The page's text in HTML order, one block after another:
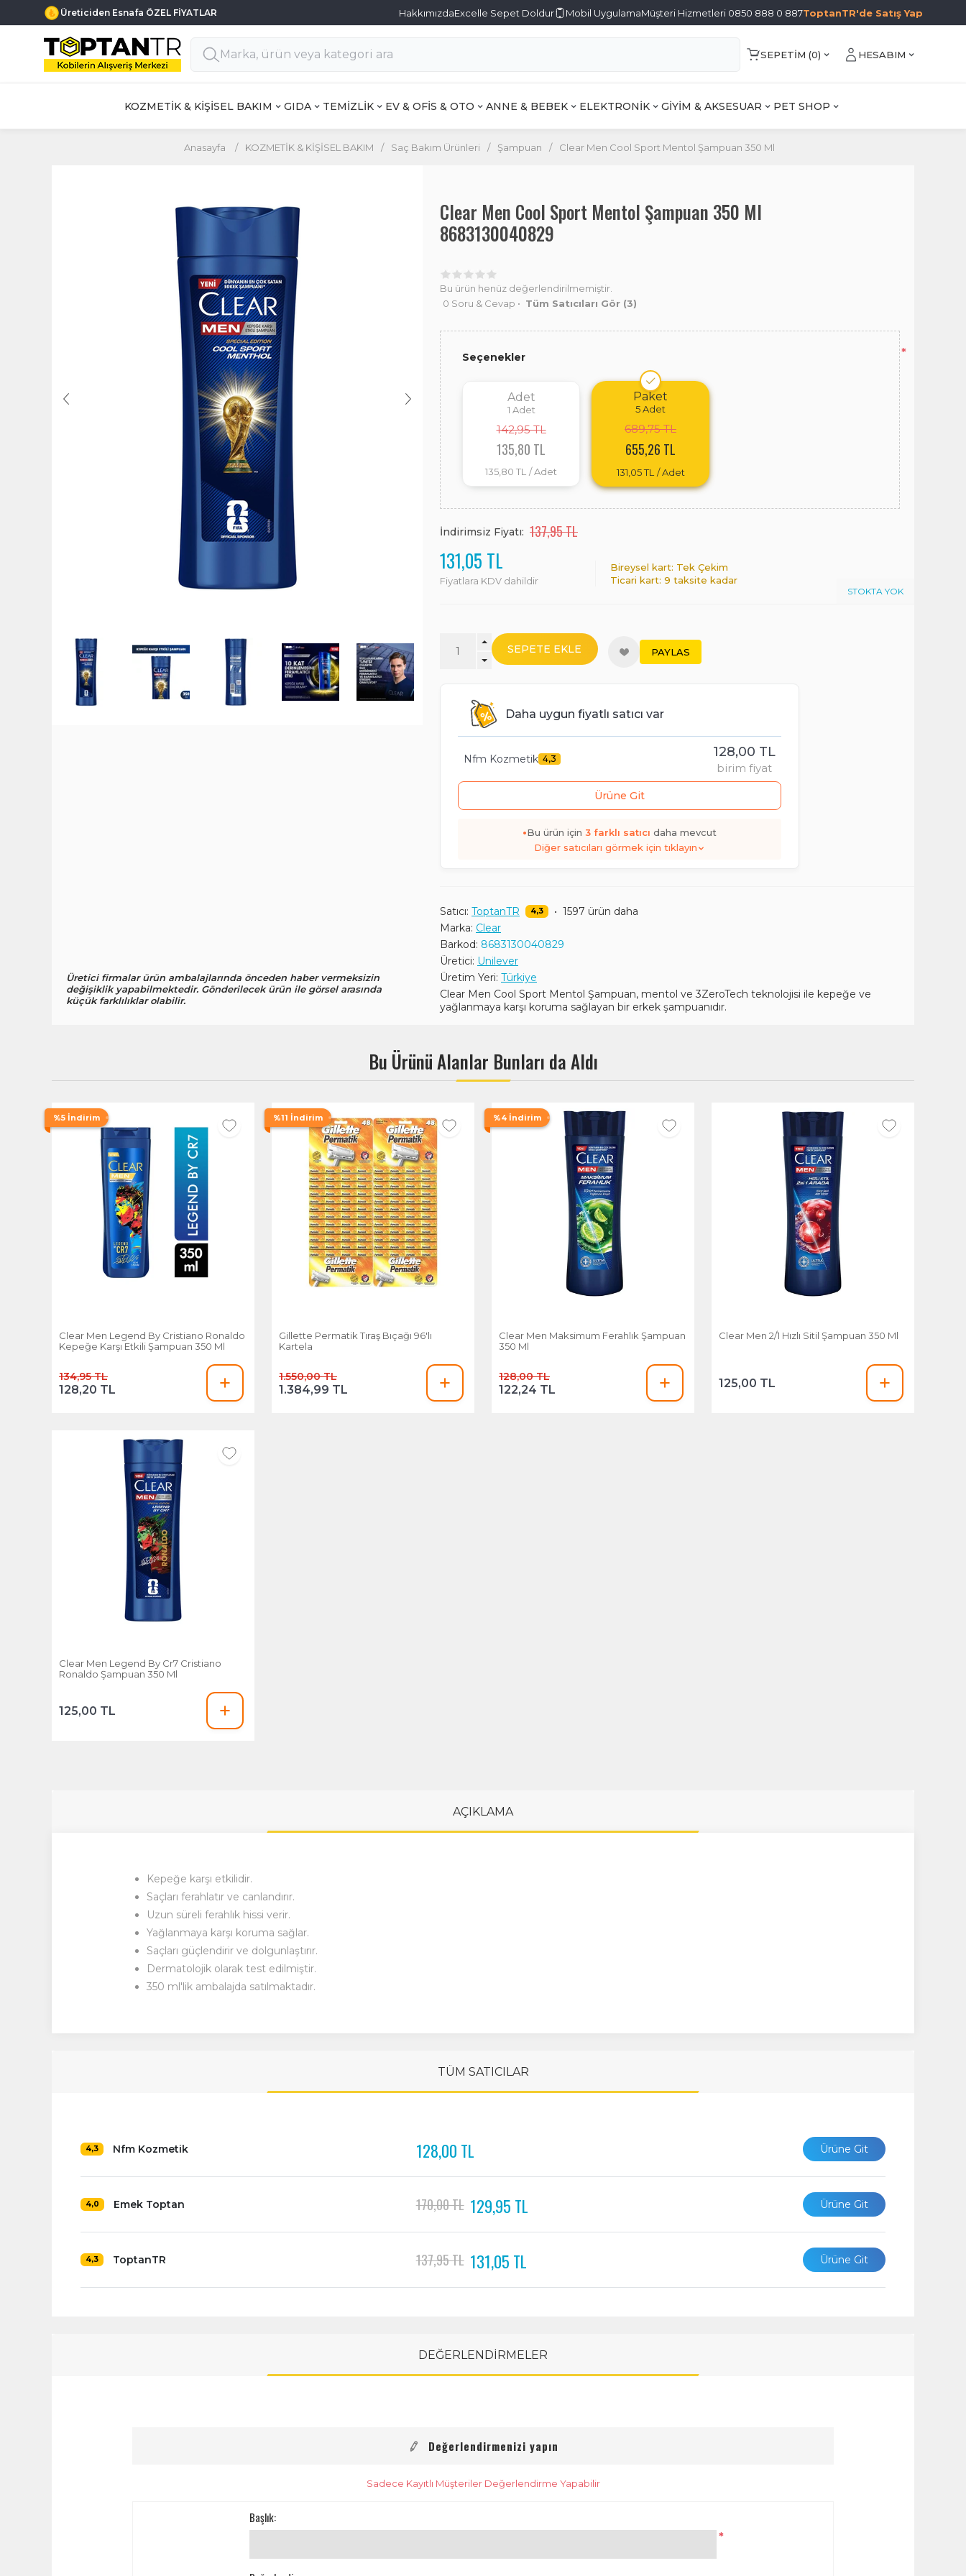
Üreticiden Esnafa ÖZEL FİYATLAR HakkımızdaExcelle Sepet Doldur Mobil UygulamaMüşteri Hizmetleri 0850 888 0 887ToptanTR'de Satış Yap
SEPETIM (0) HESABIM
KOZMETİK & KİŞİSEL BAKIM GIDA TEMİZLİK EV & OFİS & OTO ANNE & BEBEK ELEKTRONİK GİYİM & AKSESUAR PET SHOP
Anasayfa / KOZMETİK & KİŞİSEL BAKIM / Saç Bakım Ürünleri / Şampuan / Clear Men Cool Sport Mentol Şampuan 350 Ml
Üretici firmalar ürün ambalajlarında önceden haber vermeksizin
değişiklik yapabilmektedir. Gönderilecek ürün ile görsel arasında
küçük farklılıklar olabilir.
Clear Men Cool Sport Mentol Şampuan 350 Ml
8683130040829
Bu ürün henüz değerlendirilmemiştir.
0 Soru & Cevap • Tüm Satıcıları Gör (3)
Seçenekler *
Adet
1 Adet
142,95 TL
135,80 TL
135,80 TL / Adet
Paket
5Adet
689,75 TL
655,26 TL
131,05 TL / Adet
İndirimsiz Fiyatı: 137,95 TL
131,05 TL
Fiyatlara KDV dahildir
Bireysel kart: Tek Çekim
Ticari kart: 9 taksite kadar
STOKTA YOK
SEPETE EKLE PAYLAS
Daha uygun fiyatlı satıcı var
Nfm Kozmetik 4,3 128,00 TL
birim fiyat
Ürüne Git
•Bu ürün için 3 farklı satıcı daha mevcut
Diğer satıcıları görmek için tıklayın
Satıcı: ToptanTR 4,3 • 1597 ürün daha
Marka: Clear
Barkod: 8683130040829
Üretici: Unilever
Üretim Yeri: Türkiye
Clear Men Cool Sport Mentol Şampuan, mentol ve 3ZeroTech teknolojisi ile kepeğe ve
yağlanmaya karşı koruma sağlayan bir erkek şampuanıdır.
Bu Ürünü Alanlar Bunları da Aldı
%5 İndirim
Clear Men Legend By Cristiano Ronaldo
Kepeğe Karşı Etkili Şampuan 350 Ml
134,95 TL
128,20 TL
%11 İndirim
Gillette Permatik Tıraş Bıçağı 96'lı
Kartela
1.550,00 TL
1.384,99 TL
%4 İndirim
Clear Men Maksimum Ferahlık Şampuan
350 Ml
128,00 TL
122,24 TL
Clear Men 2/1 Hızlı Sitil Şampuan 350 Ml
125,00 TL
Clear Men Legend By Cr7 Cristiano
Ronaldo Şampuan 350 Ml
125,00 TL
AÇIKLAMA
Kepeğe karşı etkilidir.
Saçları ferahlatır ve canlandırır.
Uzun süreli ferahlık hissi verir.
Yağlanmaya karşı koruma sağlar.
Saçları güçlendirir ve dolgunlaştırır.
Dermatolojik olarak test edilmiştir.
350 ml'lik ambalajda satılmaktadır.
TÜM SATICILAR
4,3 Nfm Kozmetik 128,00 TL Ürüne Git
4,0 Emek Toptan 170,00 TL 129,95 TL Ürüne Git
4,3 ToptanTR 137,95 TL 131,05 TL Ürüne Git
DEĞERLENDİRMELER
Değerlendirmenizi yapın
Sadece Kayıtlı Müşteriler Değerlendirme Yapabilir
Başlık:
*